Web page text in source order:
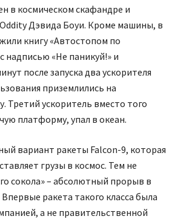
в космическом скафандре и
Дэвида Боуи. Кроме машины, в
книгу «Автостопом по
надписью «Не паникуй!» и
после запуска два ускорителя
приземлились на
Третий ускоритель вместо того
платформу, упал в океан.
вариант ракеты Falcon-9, которая
грузы в космос. Тем не
сокола» – абсолютный прорыв в
ракета такого класса была
а не правительственной